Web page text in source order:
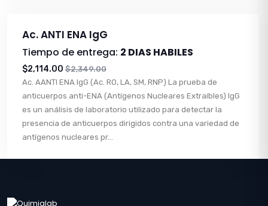
Ac. ANTI ENA IgG
Tiempo de entrega: 2 DIAS HABILES
$2,114.00 $2,349.00
Ac. AANTI ENA IgG (Ac. RO, LA, SM, RNP) La prueba de
anticuerpos anti-ENA (Antígenos Nucleares Extraíbles) IgG
es un análisis de laboratorio utilizado para detectar la
presencia de anticuerpos dirigidos contra una variedad de
antígenos nucleares pr...